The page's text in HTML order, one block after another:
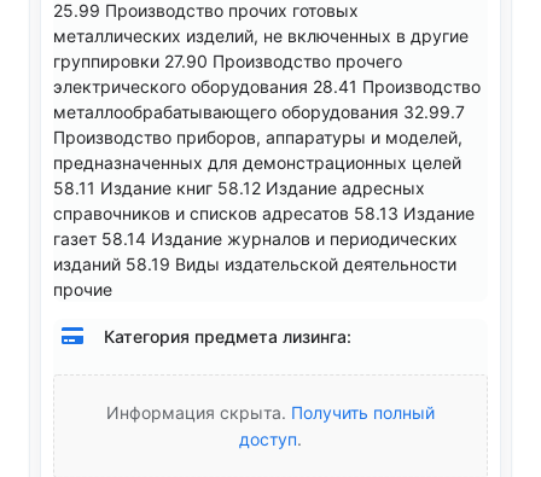
25.99 Производство прочих готовых
металлических изделий, не включенных в другие
группировки 27.90 Производство прочего
электрического оборудования 28.41 Производство
металлообрабатывающего оборудования 32.99.7
Производство приборов, аппаратуры и моделей,
предназначенных для демонстрационных целей
58.11 Издание книг 58.12 Издание адресных
справочников и списков адресатов 58.13 Издание
газет 58.14 Издание журналов и периодических
изданий 58.19 Виды издательской деятельности
прочие
Категория предмета лизинга:
Информация скрыта. Получить полный
доступ.